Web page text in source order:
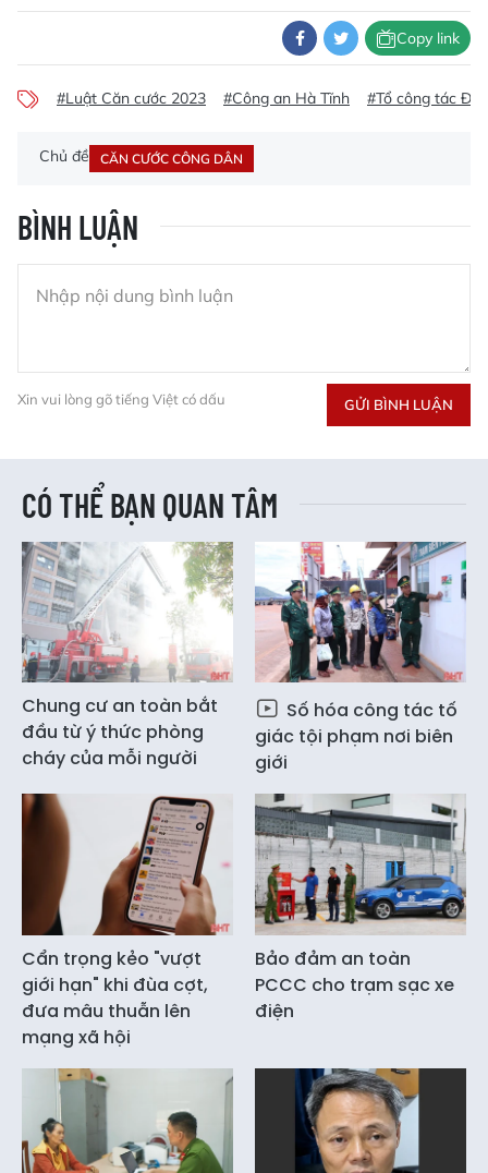
Copy link
#Luật Căn cước 2023 #Công an Hà Tĩnh #Tổ công tác Đề
Chủ đề CĂN CƯỚC CÔNG DÂN
BÌNH LUẬN
Xin vui lòng gõ tiếng Việt có dấu GỬI BÌNH LUẬN
CÓ THỂ BẠN QUAN TÂM
Chung cư an toàn bắt
đầu từ ý thức phòng
cháy của mỗi người
Số hóa công tác tố
giác tội phạm nơi biên
giới
Cẩn trọng kẻo "vượt
giới hạn" khi đùa cợt,
đưa mâu thuẫn lên
mạng xã hội
Bảo đảm an toàn
PCCC cho trạm sạc xe
điện